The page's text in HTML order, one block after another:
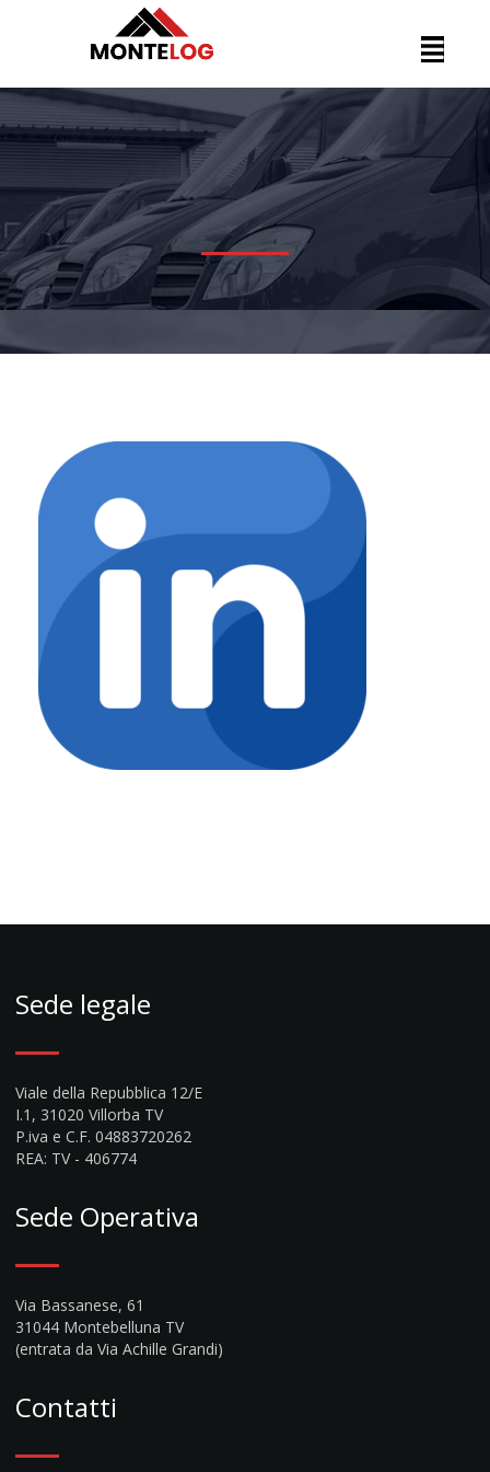
Sede legale
Viale della Repubblica 12/E
I.1, 31020 Villorba TV
P.iva e C.F. 04883720262
REA: TV - 406774
Sede Operativa
Via Bassanese, 61
31044 Montebelluna TV
(entrata da Via Achille Grandi)
Contatti